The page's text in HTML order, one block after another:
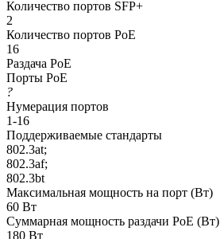
Количество портов SFP+
2
Количество портов PoE
16
Раздача РоЕ
Порты PoE
?
Нумерация портов
1-16
Поддерживаемые стандарты
802.3at;
802.3af;
802.3bt
Максимальная мощность на порт (Вт)
60 Вт
Суммарная мощность раздачи PoE (Вт)
180 Вт